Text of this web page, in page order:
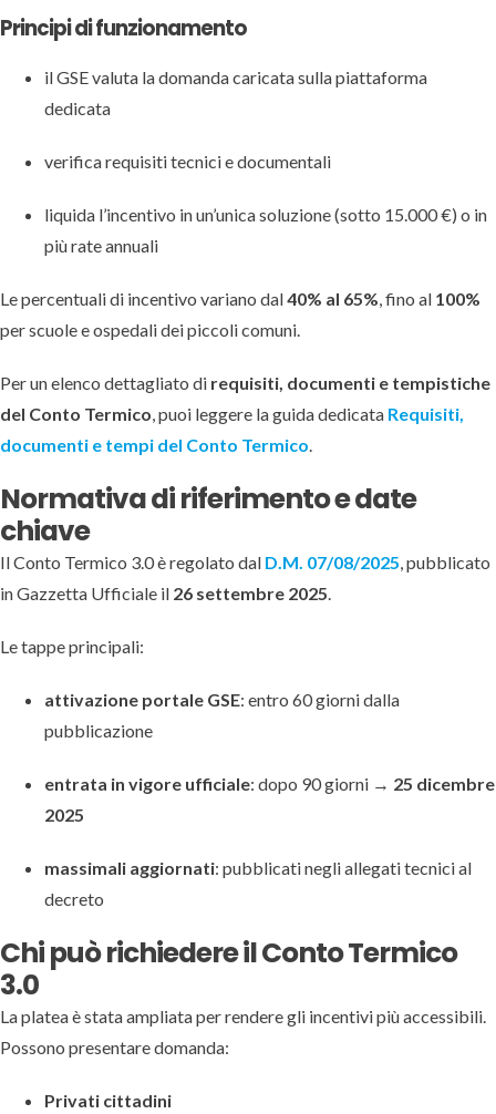
Principi di funzionamento
il GSE valuta la domanda caricata sulla piattaforma
dedicata
verifica requisiti tecnici e documentali
liquida l’incentivo in un’unica soluzione (sotto 15.000 €) o in
più rate annuali
Le percentuali di incentivo variano dal40% al 65%, fino al 100%
per scuole e ospedali dei piccoli comuni.
Per un elenco dettagliato di requisiti, documenti e tempistiche
del Conto Termico, puoi leggere la guida dedicata Requisiti,
documenti e tempi del Conto Termico.
Normativa di riferimento e date
chiave
Il Conto Termico 3.0 è regolato dal D.M. 07/08/2025, pubblicato
in Gazzetta Ufficiale il 26 settembre 2025.
Le tappe principali:
attivazione portale GSE: entro 60 giorni dalla
pubblicazione
entrata in vigore ufficiale: dopo 90 giorni → 25 dicembre
2025
massimali aggiornati: pubblicati negli allegati tecnici al
decreto
Chi può richiedere il Conto Termico
3.0
La platea è stata ampliata per rendere gli incentivi più accessibili.
Possono presentare domanda:
Privati cittadini